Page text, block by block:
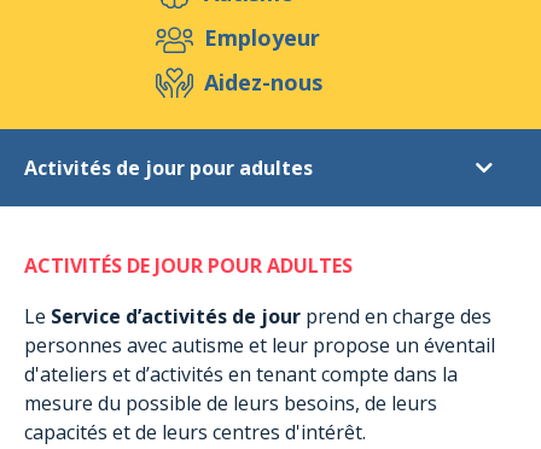
Aidez-nous
Evénements Publications Médias
Ressources & Outils
Employeur
Aidez-nous
Activités de jour pour adultes
Soutien post-diagnostic
Activités de jour pour adultes
Activités extrascolaires
Hébergement à Munshausen
Hébergement à Rambrouch
ACTIVITÉS DE JOUR POUR ADULTES
Le Service d’activités de jour prend en charge des
personnes avec autisme et leur propose un éventail
d'ateliers et d’activités en tenant compte dans la
mesure du possible de leurs besoins, de leurs
capacités et de leurs centres d'intérêt.